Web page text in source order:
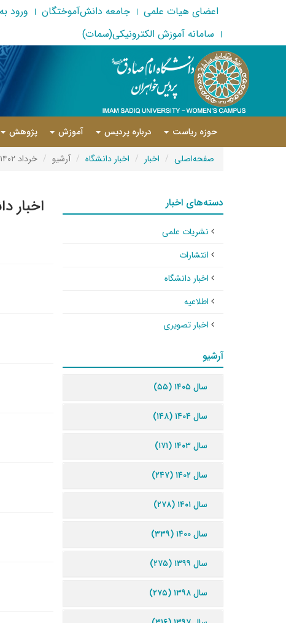
اعضای هیات علمی جامعه دانش‌آموختگان ورود
سامانه آموزش الکترونیکی(سمات)
حوزه ریاست درباره پردیس آموزش پژوهش
صفحه‌اصلی اخبار اخبار دانشگاه آرشیو خرداد ۱۴۰۲
اخبار دسته‌های اخبار
نشریات علمی
انتشارات
اخبار دانشگاه
اطلاعیه
اخبار تصویری
آرشیو
سال ۱۴۰۵ (۵۵)
سال ۱۴۰۴ (۱۴۸)
سال ۱۴۰۳ (۱۷۱)
سال ۱۴۰۲ (۲۴۷)
سال ۱۴۰۱ (۲۷۸)
سال ۱۴۰۰ (۳۳۹)
سال ۱۳۹۹ (۲۷۵)
سال ۱۳۹۸ (۲۷۵)